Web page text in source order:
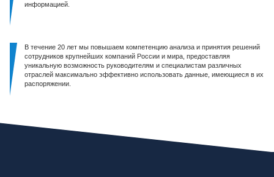
информацией.
В течение 20 лет мы повышаем компетенцию анализа и принятия решений
сотрудников крупнейших компаний России и мира, предоставляя
уникальную возможность руководителям и специалистам различных
отраслей максимально эффективно использовать данные, имеющиеся в их
распоряжении.